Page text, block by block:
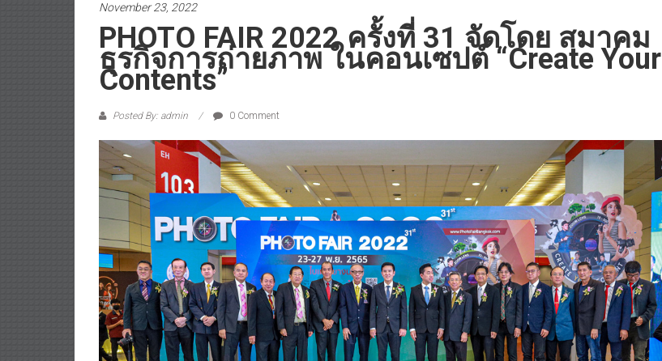
November 23, 2022
PHOTO FAIR 2022 ครั้งที่ 31 จัดโดย สมาคม
ธุรกิจการถ่ายภาพ ในคอนเซปต์ “Create Your
Contents”
Posted By: admin 0 Comment